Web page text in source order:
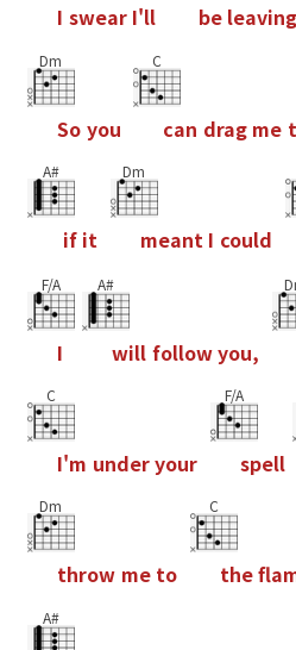
I swear I'll be leaving
Dm
So you
C
can drag me t
A#
if it
Dm
meant I could
F/A
I
A#
will followyou,
C
I'm underyour
F/A
spell
Dm
throw me to
C
thefa
A#